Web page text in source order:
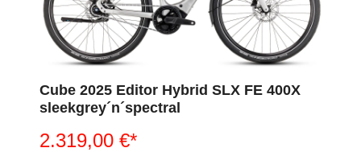
Cube 2025 Editor Hybrid SLX FE 400X
sleekgrey´n´spectral
2.319,00 €*